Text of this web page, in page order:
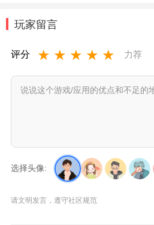
玩家留言
评分 ★ ★ ★ ★ ★ 力荐
选择头像:
请文明发言，遵守社区规范